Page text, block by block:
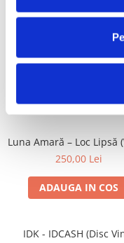
Cargo- Spiritus Sanctus
150,00 Lei
Luna Amară – Loc Lipsă
250,00 Lei
ADAUGA IN COS
IDK - IDCASH (Disc